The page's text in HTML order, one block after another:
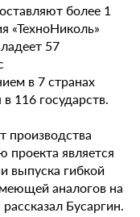
более 1
«ТехноНиколь»
57
в 7 странах
116 государств.
производства
является
выпуска гибкой
аналогов на
Бусаргин.